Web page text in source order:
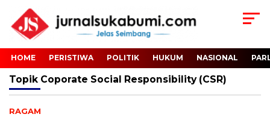
HOME PERISTIWA POLITIK HUKUM NASIONAL
Topik Coporate Social Responsibility (CSR)
RAGAM